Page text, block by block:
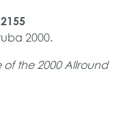
2000.
the 2000 Allround